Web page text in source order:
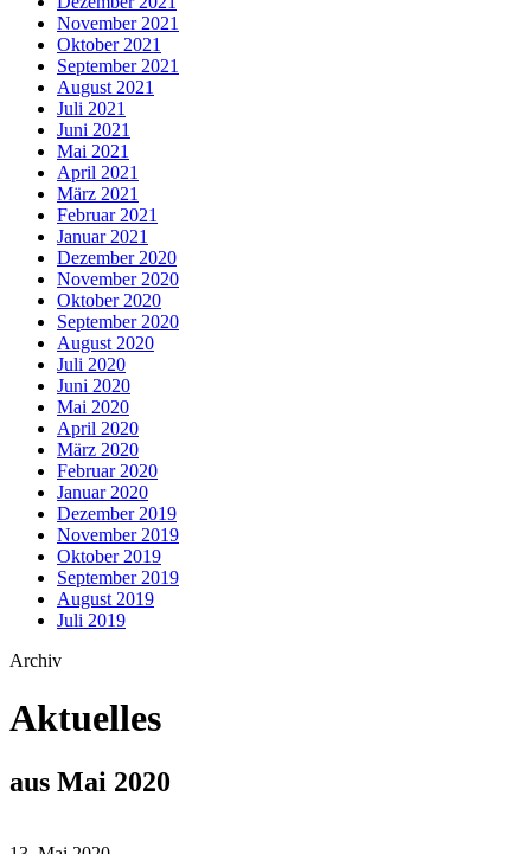
November 2021
Oktober 2021
September 2021
August 2021
Juli 2021
Juni 2021
Mai 2021
April 2021
März 2021
Februar 2021
Januar 2021
Dezember 2020
November 2020
Oktober 2020
September 2020
August 2020
Juli 2020
Juni 2020
Mai 2020
April 2020
März 2020
Februar 2020
Januar 2020
Dezember 2019
November 2019
Oktober 2019
September 2019
August 2019
Juli 2019
Archiv
Aktuelles
aus Mai 2020